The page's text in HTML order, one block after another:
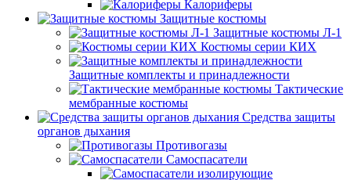
Калориферы
Защитные костюмы
Защитные костюмы Л-1
Костюмы серии КИХ
Защитные комплекты и принадлежности
Тактические
мембранные костюмы
Средства защиты
органов дыхания
Противогазы
Самоспасатели